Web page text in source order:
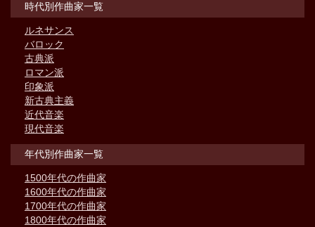
時代別作曲家一覧
ルネサンス
バロック
古典派
ロマン派
印象派
新古典主義
近代音楽
現代音楽
年代別作曲家一覧
1500年代の作曲家
1600年代の作曲家
1700年代の作曲家
1800年代の作曲家